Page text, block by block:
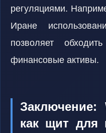
регуляциями.
Иране
позволяет
финансовые активы.
Заключение:
как щит для